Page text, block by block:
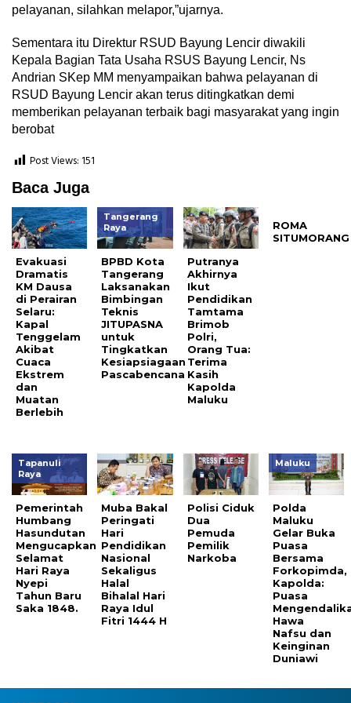
pelayanan, silahkan melapor,”ujarnya.
Sementara itu Direktur RSUD Bayung Lencir diwakili
Kepala Bagian Tata Usaha RSUS Bayung Lencir, Ns
Andrian SKep MM menyampaikan bahwa pelayanan di
RSUD Bayung Lencir akan terus ditingkatkan demi
memberikan pelayanan terbaik bagi masyarakat yang ingin
berobat
Post Views: 151
Baca Juga
Evakuasi
Dramatis
KM Dausa
di Perairan
Selaru:
Kapal
Tenggelam
Akibat
Cuaca
Ekstrem
dan
Muatan
Berlebih
Tangerang
Raya
BPBD Kota
Tangerang
Laksanakan
Bimbingan
Teknis
JITUPASNA
untuk
Tingkatkan
Kesiapsiagaan
Pascabencana
Putranya
Akhirnya
Ikut
Pendidikan
Tamtama
Brimob
Polri,
Orang Tua:
Terima
Kasih
Kapolda
Maluku
ROMA
SITUMORANG
Tapanuli
Raya
Pemerintah
Humbang
Hasundutan
Mengucapkan
Selamat
Hari Raya
Nyepi
Tahun Baru
Saka 1848.
Muba Bakal
Peringati
Hari
Pendidikan
Nasional
Sekaligus
Halal
Bihalal Hari
Raya Idul
Fitri 1444 H
Polisi Ciduk
Dua
Pemuda
Pemilik
Narkoba
Maluku
Polda
Maluku
Gelar Buka
Puasa
Bersama
Forkopimda,
Kapolda:
Puasa
Hawa
Nafsu dan
Keinginan
Duniawi